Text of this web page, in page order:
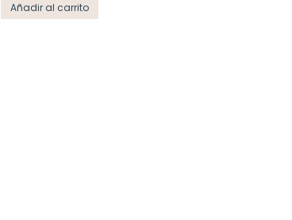
Añadir al carrito